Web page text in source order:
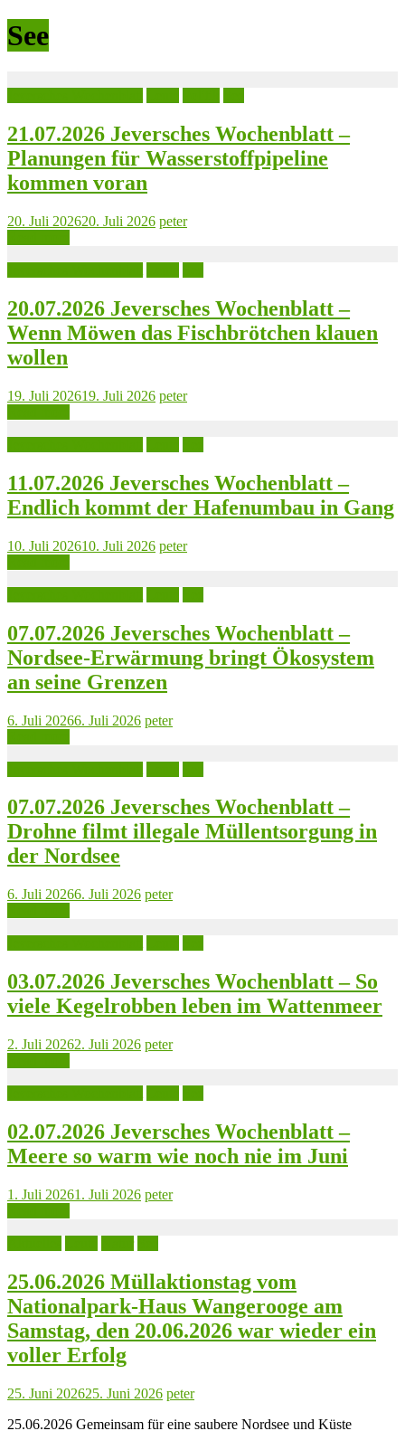
See
21.07.2026 Jeversches Wochenblatt –
Planungen für Wasserstoffpipeline
kommen voran
20. Juli 202620. Juli 2026 peter
20.07.2026 Jeversches Wochenblatt –
Wenn Möwen das Fischbrötchen klauen
wollen
19. Juli 202619. Juli 2026 peter
11.07.2026 Jeversches Wochenblatt –
Endlich kommt der Hafenumbau in Gang
10. Juli 202610. Juli 2026 peter
07.07.2026 Jeversches Wochenblatt –
Nordsee-Erwärmung bringt Ökosystem
an seine Grenzen
6. Juli 20266. Juli 2026 peter
07.07.2026 Jeversches Wochenblatt –
Drohne filmt illegale Müllentsorgung in
der Nordsee
6. Juli 20266. Juli 2026 peter
03.07.2026 Jeversches Wochenblatt – So
viele Kegelrobben leben im Wattenmeer
2. Juli 20262. Juli 2026 peter
02.07.2026 Jeversches Wochenblatt –
Meere so warm wie noch nie im Juni
1. Juli 20261. Juli 2026 peter
25.06.2026 Müllaktionstag vom
Nationalpark-Haus Wangerooge am
Samstag, den 20.06.2026 war wieder ein
voller Erfolg
25. Juni 202625. Juni 2026 peter
25.06.2026 Gemeinsam für eine saubere Nordsee und Küste